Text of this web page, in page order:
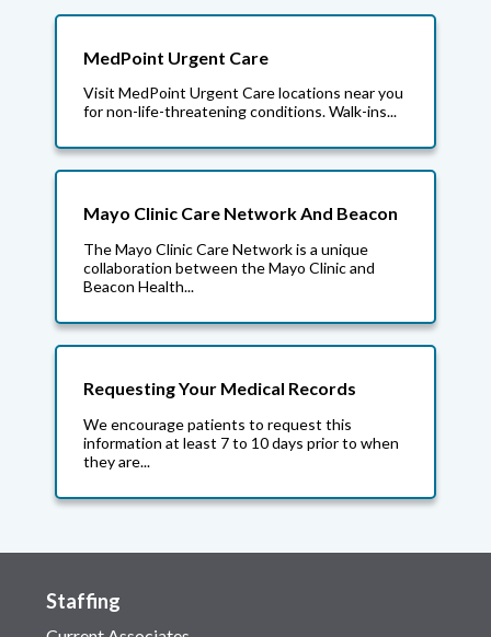
MedPoint Urgent Care
Visit MedPoint Urgent Care locations near you
for non-life-threatening conditions. Walk-ins...
Mayo Clinic Care Network And Beacon
The Mayo Clinic Care Network is a unique
collaboration between the Mayo Clinic and
Beacon Health...
Requesting Your Medical Records
We encourage patients to request this
information at least 7 to 10 days prior to when
they are...
Staffing